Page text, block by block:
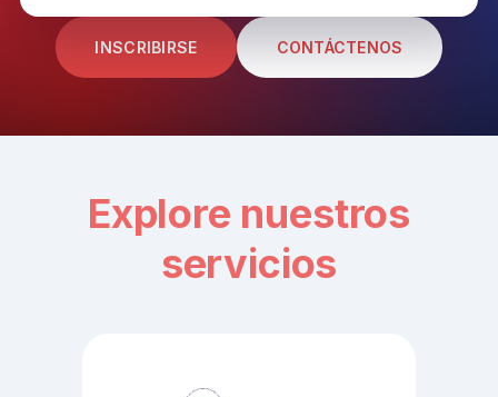
INSCRIBIRSE CONTÁCTENOS
Explore nuestros
servicios